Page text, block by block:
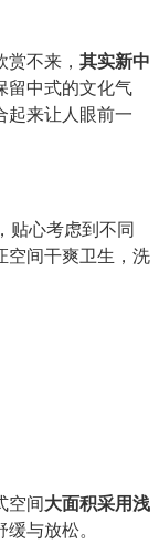
不来， 其实新中
留中式的文化气
起来让人眼前一
，贴心考虑到不同
空间干爽卫生，洗
空间大面积采用浅
与放松。